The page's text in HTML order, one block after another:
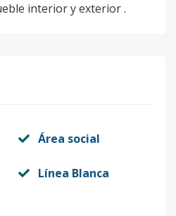
interior y exterior .
Área social
Línea Blanca